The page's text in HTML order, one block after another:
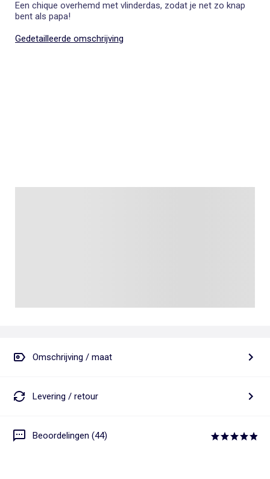
Een chique overhemd met vlinderdas, zodat je net zo knap
bent als papa!
Gedetailleerde omschrijving
Omschrijving / maat
Levering / retour
Beoordelingen (44)